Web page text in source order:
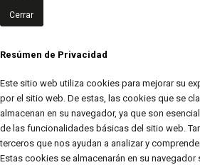
Cerrar
Resúmen de Privacidad
Este sitio web utiliza cookies para mejorar su
por el sitio web. De estas, las cookies que se
almacenan en su navegador, ya que son
de las funcionalidades básicas del sitio web.
terceros que nos ayudan a analizar y
Estas cookies se almacenarán en su